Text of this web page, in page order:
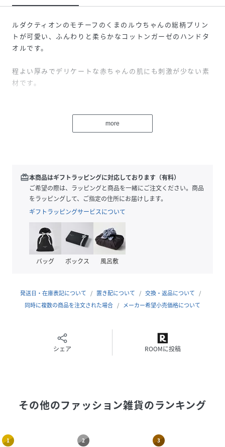
ルダクティオンのモチーフのくまのルウちゃんの総柄プリン
トが可愛い、ふんわりと柔らかなコットンガーゼのハンドタ
オルです。
程よい厚みでデリケートな赤ちゃんの肌にも刺激が少ない素
材です。
ループ付きなのでいろいろなところに引っ掛けることがで
の3色です。
何枚あっても重宝する、毎日の育児に欠かせないアイテムで
※柄の出方は生地の裁断により一点一点異なります。
gracedelaterre
－大地の恵ー
ルダクティオンでは春夏を通して地球の恵の自然をテーマに
展開していきます。
ヨーロッパのベビーを意識し、上品で洗練されたシンプルさ
more
redeem本商品はギフトラッピングに対応しております（有料）
ご希望の際は、ラッピングと商品を一緒にご注文ください。商品
をラッピングして、ご指定の住所にお届けします。
ギフトラッピングサービスについて
バッグ ボックス 風呂敷
発送日・在庫表記について 置き配について
交換・返品について
同時に複数の商品を注文された場合
メーカー希望小売価格について
シェア ROOMに投稿
その他のファッション雑貨のランキング
1 2 3